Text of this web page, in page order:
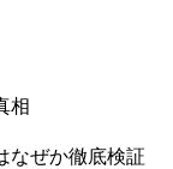
相
なぜか徹底検証